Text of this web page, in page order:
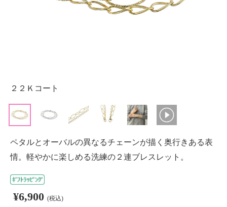
２２Ｋコート
ペタルとオーバルの異なるチェーンが描く奥行きある表
情。軽やかに楽しめる洗練の２連ブレスレット。
¥6,900 (税込)